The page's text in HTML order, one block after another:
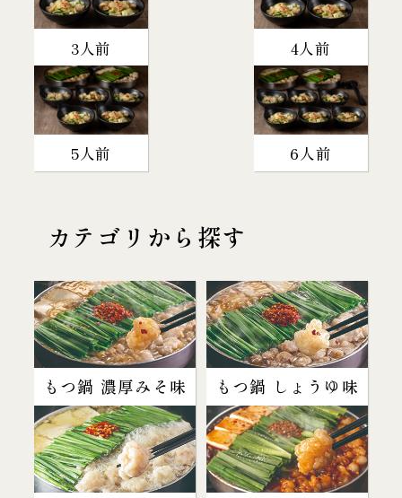
3人前 4人前
5人前 6人前
カテゴリから探す
もつ鍋 濃厚みそ味 もつ鍋 しょうゆ味